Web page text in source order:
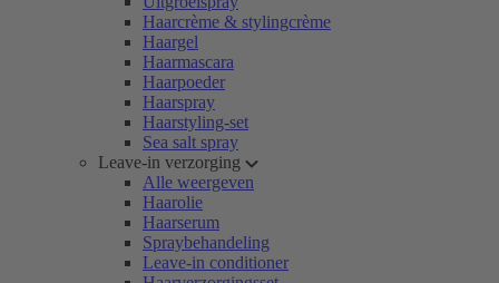
Haarcrème & stylingcrème
Haargel
Haarmascara
Haarpoeder
Haarspray
Haarstyling-set
Sea salt spray
Leave-in verzorging
Alle weergeven
Haarolie
Haarserum
Spraybehandeling
Leave-in conditioner